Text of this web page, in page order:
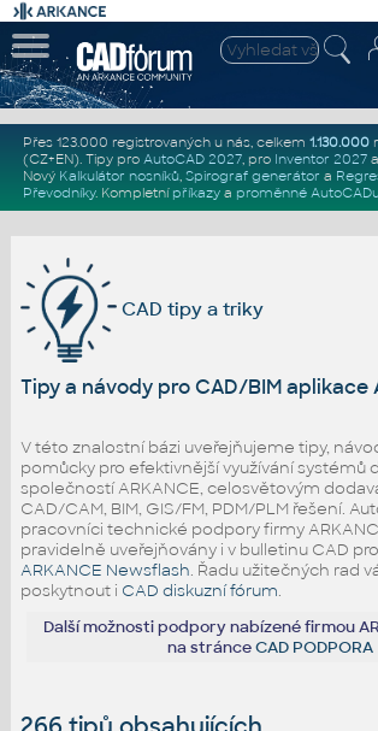
Přes 123.000 registrovaných u nás, celkem 1.130.000
(CZ+EN). Tipy pro AutoCAD 2027, pro Inventor 2027
Nový Kalkulátor nosníků, Spirograf generátor a
Převodníky. Kompletní příkazya proměnné
CAD tipy a triky
Tipy a návody pro CAD/BIM aplikace
V této znalostní bázi uveřejňujeme tipy,
pomůcky pro efektivnější využívání systémů
společností ARKANCE, celosvětovým
CAD/CAM, BIM, GIS/FM, PDM/PLM řešení.
pracovníci technické podpory firmy
pravidelně uveřejňovány i v bulletinu CAD
ARKANCE Newsflash. Řadu užitečných rad
poskytnout i CAD diskuzní fórum.
Další možnosti podpory nabízené firmou
na stránceCAD PODPORA